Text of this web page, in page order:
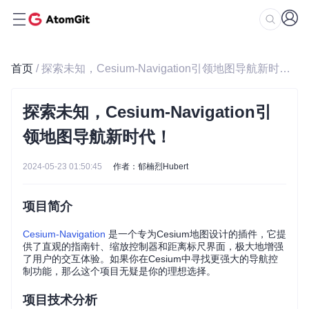
首页 / 探索未知，Cesium-Navigation引领地图导航新时代！
探索未知，Cesium-Navigation引
领地图导航新时代！
2024-05-23 01:50:45 作者：郁楠烈Hubert
项目简介
Cesium-Navigation 是一个专为Cesium地图设计的插件，它提
供了直观的指南针、缩放控制器和距离标尺界面，极大地增强
了用户的交互体验。如果你在Cesium中寻找更强大的导航控
制功能，那么这个项目无疑是你的理想选择。
项目技术分析